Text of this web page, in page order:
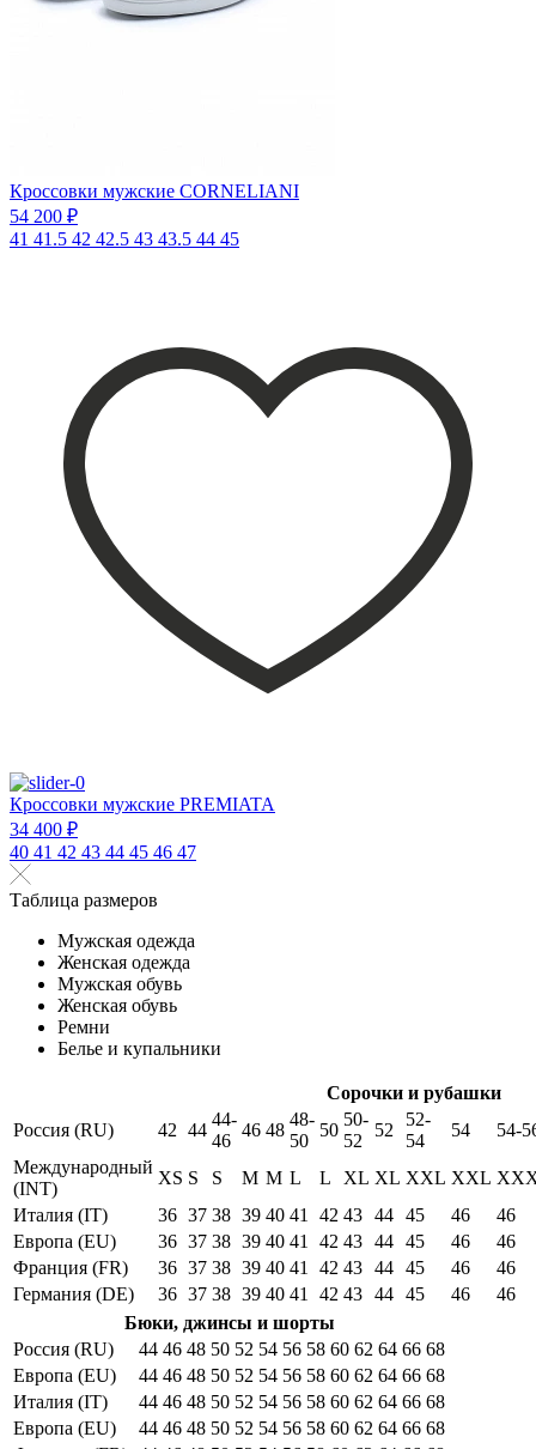
Кроссовки мужские CORNELIANI
54 200 ₽
41 41.5 42 42.5 43 43.5 44 45
Кроссовки мужские PREMIATA
34 400 ₽
40 41 42 43 44 45 46 47
Таблица размеров
Мужская одежда
Женская одежда
Мужская обувь
Женская обувь
Ремни
Белье и купальники
Сорочки и рубашки
Россия (RU)
42 44
44-
46
46 48
48-
50
50
50-
52
52
52-
54
54
54-
Международный
(INT)
XS S S M M L L XL XL XXL XXL
Италия (IT)
36 37 38 39 40 41 42 43 44 45 46
46
Европа (EU)
36 37 38 39 40 41 42 43 44 45 46
46
Франция (FR)
36 37 38 39 40 41 42 43 44 45 46
46
Германия (DE)
36 37 38 39 40 41 42 43 44 45 46
46
Бюки, джинсы и шорты
Россия (RU)
44 46 48 50 52 54 56 58 60 62 64 66 68
Европа (EU)
44 46 48 50 52 54 56 58 60 62 64 66 68
Италия (IT)
44 46 48 50 52 54 56 58 60 62 64 66 68
Европа (EU)
44 46 48 50 52 54 56 58 60 62 64 66 68